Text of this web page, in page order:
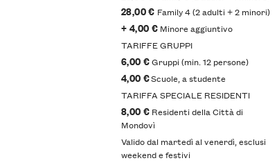
28,00 € Family 4 (2 adulti + 2 minori)
+ 4,00 € Minore aggiuntivo
TARIFFE GRUPPI
6,00 €Gruppi (min. 12 persone)
4,00 €Scuole, a studente
TARIFFA SPECIALE RESIDENTI
8,00 € Residenti della Città di
Mondovì
Valido dal martedì al venerdì, esclusi
weekend e festivi